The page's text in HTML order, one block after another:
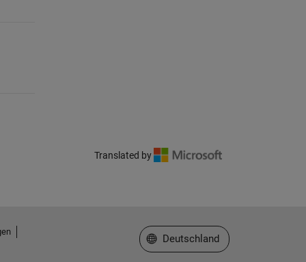
Translated by
Website auswählen
Deutschland